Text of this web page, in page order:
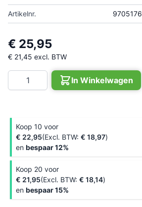
Artikelnr. 9705176
€ 25,95
€ 21,45 excl. BTW
Aantal
In Winkelwagen
Koop 10 voor
€ 22,95
€ 18,97
en bespaar12%
Koop 20 voor
€ 21,95
€ 18,14
en bespaar15%